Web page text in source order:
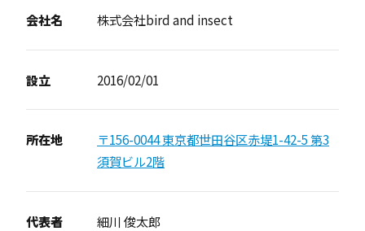
会社名 株式会社bird and insect
設立 2016/02/01
所在地
〒156-0044 東京都世田谷区赤堤1-42-5 第3
須賀ビル2階
代表者 細川 俊太郎